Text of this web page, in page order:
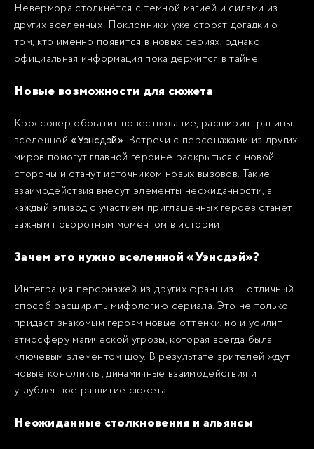
Невермора столкнётся с тёмной магией и силами из
других вселенных. Поклонники уже строят догадки о
том, кто именно появится в новых сериях, однако
официальная информация пока держится в тайне.
Новые возможности для сюжета
Кроссовер обогатит повествование, расширив границы
вселенной«Уэнсдэй». Встречи с персонажами из других
миров помогут главной героине раскрыться с новой
стороны и станут источником новых вызовов. Такие
взаимодействия внесут элементы неожиданности, а
каждый эпизод с участием приглашённых героев станет
важным поворотным моментом в истории.
Зачем это нужно вселенной «Уэнсдэй»?
Интеграция персонажей из других франшиз — отличный
способ расширить мифологию сериала. Это не только
придаст знакомым героям новые оттенки, но и усилит
атмосферу магической угрозы, которая всегда была
ключевым элементом шоу. В результате зрителей ждут
новые конфликты, динамичные взаимодействия и
углублённое развитие сюжета.
Неожиданные столкновения и альянсы